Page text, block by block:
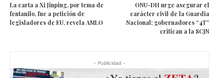
La carta a Xi Jinping, por tema de
fentanilo, fue a petición de
legisladores de EU, revela AMLO
ONU-DH urge asegurar el
carácter civil de la Guardia
Nacional; gobernadores “4T”
critican a la SCJN
- Publicidad -